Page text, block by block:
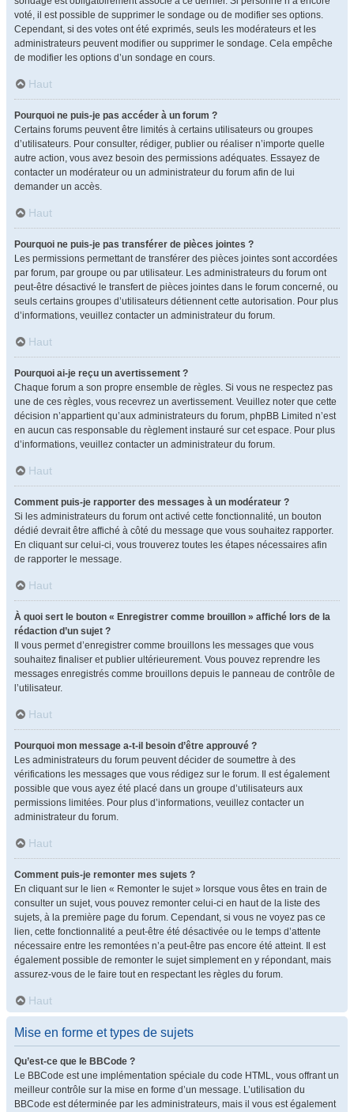
voté, il est possible de supprimer le sondage ou de modifier ses options.
Cependant, si des votes ont été exprimés, seuls les modérateurs et les
administrateurs peuvent modifier ou supprimer le sondage. Cela empêche
de modifier les options d’un sondage en cours.
Haut
Pourquoi ne puis-je pas accéder à un forum ?
Certains forums peuvent être limités à certains utilisateurs ou groupes
d’utilisateurs. Pour consulter, rédiger, publier ou réaliser n’importe quelle
autre action, vous avez besoin des permissions adéquates. Essayez de
contacter un modérateur ou un administrateur du forum afin de lui
demander un accès.
Haut
Pourquoi ne puis-je pas transférer de pièces jointes ?
Les permissions permettant de transférer des pièces jointes sont accordées
par forum, par groupe ou par utilisateur. Les administrateurs du forum ont
peut-être désactivé le transfert de pièces jointes dans le forum concerné, ou
seuls certains groupes d’utilisateurs détiennent cette autorisation. Pour plus
d’informations, veuillez contacter un administrateur du forum.
Haut
Pourquoi ai-je reçu un avertissement ?
Chaque forum a son propre ensemble de règles. Si vous ne respectez pas
une de ces règles, vous recevrez un avertissement. Veuillez noter que cette
décision n’appartient qu’aux administrateurs du forum, phpBB Limited n’est
en aucun cas responsable du règlement instauré sur cet espace. Pour plus
d’informations, veuillez contacter un administrateur du forum.
Haut
Comment puis-je rapporter des messages à un modérateur ?
Si les administrateurs du forum ont activé cette fonctionnalité, un bouton
dédié devrait être affiché à côté du message que vous souhaitez rapporter.
En cliquant sur celui-ci, vous trouverez toutes les étapes nécessaires afin
de rapporter le message.
Haut
À quoi sert le bouton « Enregistrer comme brouillon » affiché lors de la
rédaction d’un sujet ?
Il vous permet d’enregistrer comme brouillons les messages que vous
souhaitez finaliser et publier ultérieurement. Vous pouvez reprendre les
messages enregistrés comme brouillons depuis le panneau de contrôle de
l’utilisateur.
Haut
Pourquoi mon message a-t-il besoin d’être approuvé ?
Les administrateurs du forum peuvent décider de soumettre à des
vérifications les messages que vous rédigez sur le forum. Il est également
possible que vous ayez été placé dans un groupe d’utilisateurs aux
permissions limitées. Pour plus d’informations, veuillez contacter un
administrateur du forum.
Haut
Comment puis-je remonter mes sujets ?
En cliquant sur le lien « Remonter le sujet » lorsque vous êtes en train de
consulter un sujet, vous pouvez remonter celui-ci en haut de la liste des
sujets, à la première page du forum. Cependant, si vous ne voyez pas ce
lien, cette fonctionnalité a peut-être été désactivée ou le temps d’attente
nécessaire entre les remontées n’a peut-être pas encore été atteint. Il est
également possible de remonter le sujet simplement en y répondant, mais
assurez-vous de le faire tout en respectant les règles du forum.
Haut
Mise en forme et types de sujets
Qu’est-ce que le BBCode ?
Le BBCode est une implémentation spéciale du code HTML, vous offrant un
meilleur contrôle sur la mise en forme d’un message. L’utilisation du
BBCode est déterminée par les administrateurs, mais il vous est également